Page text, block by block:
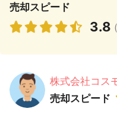
売却スピード
3.8
株式会社コス
売却スピード